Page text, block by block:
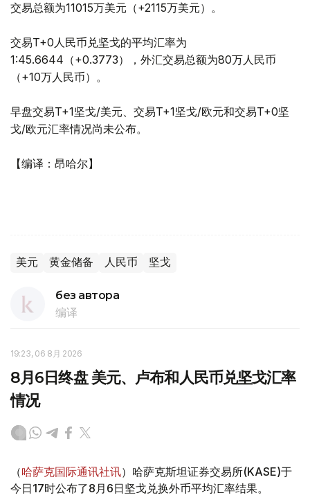
交易总额为11015万美元（+2115万美元）。
交易T+0人民币兑坚戈的平均汇率为
1:45.6644（+0.3773），外汇交易总额为80万人民币
（+10万人民币）。
早盘交易T+1坚戈/美元、交易T+1坚戈/欧元和交易T+0坚
戈/欧元汇率情况尚未公布。
【编译：昂哈尔】
美元 黄金储备 人民币 坚戈
без автора
编译
19:23, 06 8月 2026
8月6日终盘 美元、卢布和人民币兑坚戈汇率
情况
（哈萨克国际通讯社讯）哈萨克斯坦证券交易所(KASE)于
今日17时公布了8月6日坚戈兑换外币平均汇率结果。